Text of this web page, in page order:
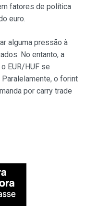
fatores de política
euro.
alguma pressão à
No entanto, a
EUR/HUF se
o forint
por carry trade